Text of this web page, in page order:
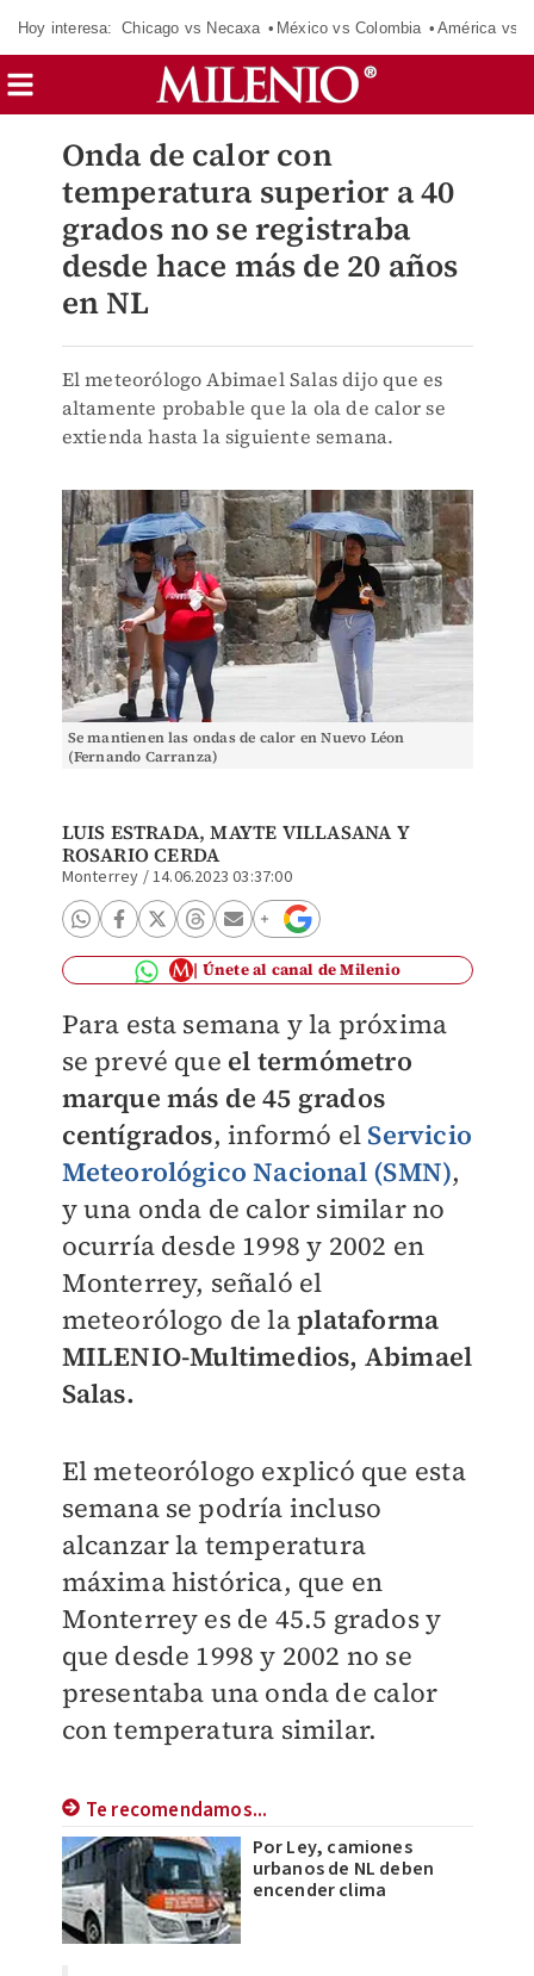
Hoy interesa: Chicago vs Necaxa México vs Colombia América vs
Onda de calor con
temperatura superior a 40
grados no se registraba
desde hace más de 20 años
en NL
El meteorólogo Abimael Salas dijo que es
altamente probable que la ola de calor se
extienda hasta la siguiente semana.
Se mantienen las ondas de calor en Nuevo Léon
(Fernando Carranza)
LUIS ESTRADA,MAYTE VILLASANAY
ROSARIO CERDA
Monterrey /14.06.2023 03:37:00
Únete al canal de Milenio
Para esta semana y la próxima
se prevé que el termómetro
marque más de 45 grados
centígrados, informó el Servicio
Meteorológico Nacional (SMN),
y una onda de calor similar no
ocurría desde 1998 y 2002 en
Monterrey, señaló el
meteorólogo de laplataforma
MILENIO-Multimedios, Abimael
Salas.
El meteorólogo explicó que esta
semana se podría incluso
alcanzar la temperatura
máxima histórica, que en
Monterrey es de 45.5 grados y
que desde 1998 y 2002 no se
presentaba una onda de calor
con temperatura similar.
Te recomendamos...
Por Ley, camiones
urbanos de NL deben
encender clima